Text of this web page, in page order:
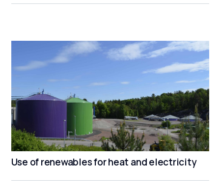
Use of renewables for heat and electricity